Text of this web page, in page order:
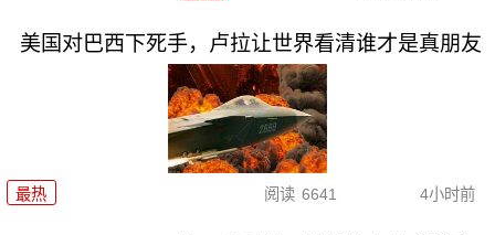
美国对巴西下死手，卢拉让世界看清谁才是真朋友
最热 阅读 6641 4小时前